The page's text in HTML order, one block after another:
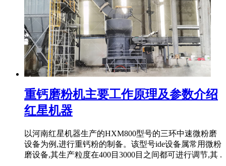
重钙磨粉机主要工作原理及参数介绍
红星机器
以河南红星机器生产的HXM800型号的三环中速微粉磨
设备为例,进行重钙粉的制备。该型号ide设备属常用微粉
磨设备,其生产粒度在400目3000目之间都可进行调节,其 .